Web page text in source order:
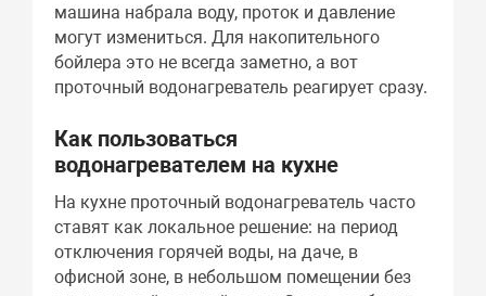
машина набрала воду, проток и давление
могут измениться. Для накопительного
бойлера это не всегда заметно, а вот
проточный водонагреватель реагирует сразу.
Как пользоваться
водонагревателем на кухне
На кухне проточный водонагреватель часто
ставят как локальное решение: на период
отключения горячей воды, на даче, в
офисной зоне, в небольшом помещении без